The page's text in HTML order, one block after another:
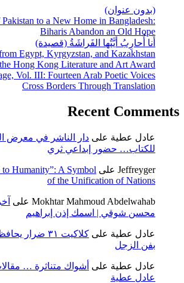
(بدون عنوان)
to a New Home in Bangladesh:
Biharis Abandon an Old Hope
أَنا أُحارِبُ أَيَّتُها الفَراشَةُ (قصيدة)
Egypt, Kyrgyzstan, and Kazakhstan
Hong Kong Literature and Art Award
Vol. III: Fourteen Arab Poetic Voices
Cross Borders Through Translation
Recent Comments
عادل عطية على دار الناشر في معرض
للكتاب… حضور إبداعي ثري
Jeffreyger على Humanity”: A Symbol
of the Unification of Nations
Mokhtar Mahmoud Abdelwahab على
محسن شوقي | اسمك إذن إبراهيم
عادل عطية على
كلاكيت ٣١
بفن الزجل
عادل عطية على أشواك متناثرة …
عادل عطية